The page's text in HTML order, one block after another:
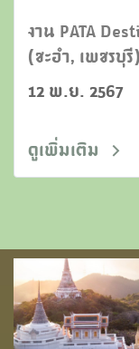
งาน PATA
(ชะอำ, เพชรบุรี)
12 พ.ย. 2567
ดูเพิ่มเติม